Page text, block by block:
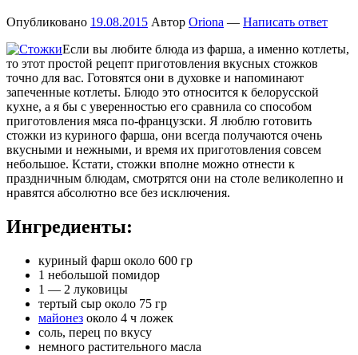
Опубликовано 19.08.2015 Автор Oriona — Написать ответ
Если вы любите блюда из фарша, а именно котлеты,
то этот простой рецепт приготовления вкусных стожков
точно для вас. Готовятся они в духовке и напоминают
запеченные котлеты. Блюдо это относится к белорусской
кухне, а я бы с уверенностью его сравнила со способом
приготовления мяса по-французски. Я люблю готовить
стожки из куриного фарша, они всегда получаются очень
вкусными и нежными, и время их приготовления совсем
небольшое. Кстати, стожки вполне можно отнести к
праздничным блюдам, смотрятся они на столе великолепно и
нравятся абсолютно все без исключения.
Ингредиенты:
куриный фарш около 600 гр
1 небольшой помидор
1 — 2 луковицы
тертый сыр около 75 гр
майонез около 4 ч ложек
соль, перец по вкусу
немного растительного масла